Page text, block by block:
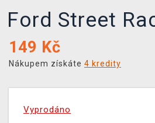
Ford Street
149 Kč
Nákupem získáte 4 kredity
Vyprodáno